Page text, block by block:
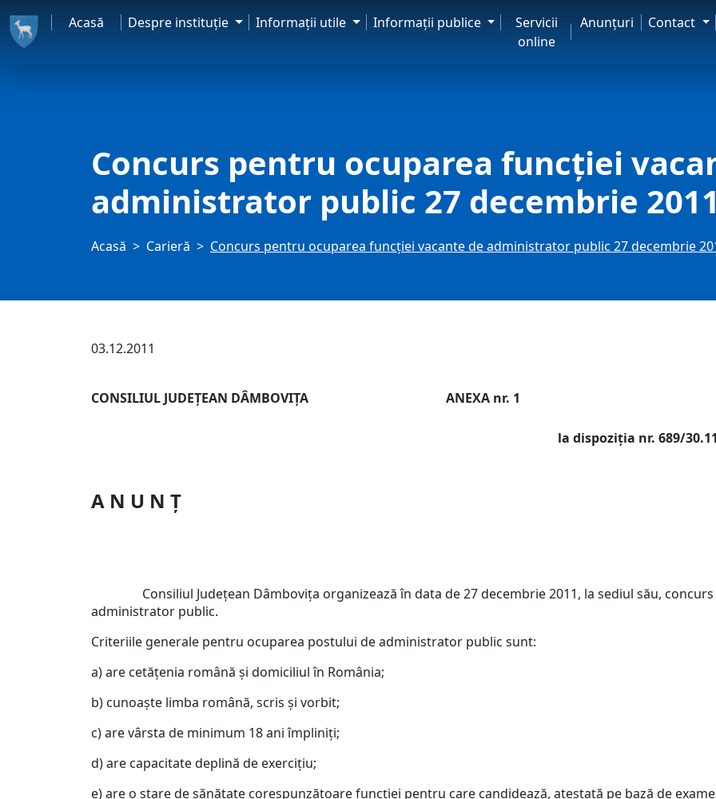
Acasă Despre instituţie Informaţii utile Informaţii publice
Servicii
online
Anunţuri Contact
Concurs pentru ocuparea funcţiei
administrator public 27 decembrie 2011
Acasă Carieră Concurs pentru ocuparea funcţiei vacante de administrator public 27 decembrie
03.12.2011
CONSILIUL JUDEŢEAN DÂMBOVIŢA ANEXA nr. 1
la dispoziţia nr. 689/
A N U N Ţ
Consiliul Judeţean Dâmboviţa organizează în data de 27 decembrie 2011, la sediul său, concurs
administrator public.
Criteriile generale pentru ocuparea postului de administrator public sunt:
a) are cetăţenia română şi domiciliul în România;
b) cunoaşte limba română, scris şi vorbit;
c) are vârsta de minimum 18 ani împliniţi;
d) are capacitate deplină de exerciţiu;
e) are o stare de sănătate corespunzătoare funcţiei pentru care candidează, atestată pe bază de